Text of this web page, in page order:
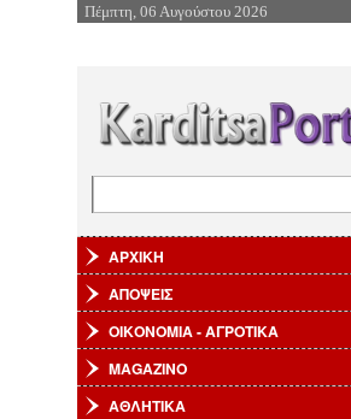
Επιστροφή στην
Πέμπτη, 06 Αυγούστου 2026
ΑΡΧΙΚΗ
ΑΠΟΨΕΙΣ
ΟΙΚΟΝΟΜΙΑ - ΑΓΡΟΤΙΚΑ
MAGAZINO
ΑΘΛΗΤΙΚΑ